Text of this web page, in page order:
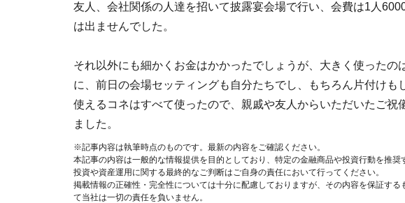
友人、会社関係の人達を招いて披露宴会場で行い、会費は1人
は出ませんでした。
それ以外にも細かくお金はかかったでしょうが、大きく使ったの
に、前日の会場セッティングも自分たちでし、もちろん片付けも
使えるコネはすべて使ったので、親戚や友人からいただいたご祝
ました。
※記事内容は執筆時点のものです。最新の内容をご確認ください。
本記事の内容は一般的な情報提供を目的としており、特定の金融商品や投資行動を推奨
投資や資産運用に関する最終的なご判断はご自身の責任において行ってください。
掲載情報の正確性・完全性については十分に配慮しておりますが、その内容を保証す
て当社は一切の責任を負いません。